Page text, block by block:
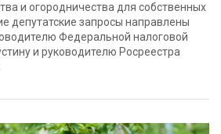
и огородничества для собственных
депутатские запросы направлены
Федеральной налоговой
и руководителю Росреестра